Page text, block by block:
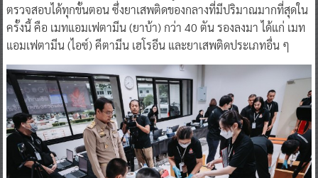
ตรวจสอบได้ทุกขั้นตอน ซึ่งยาเสพติดของกลางที่มีปริมาณมากที่สุดใน
ครั้งนี้ คือ เมทแอมเฟตามีน (ยาบ้า) กว่า 40 ตัน รองลงมา ได้แก่ เมท
แอมเฟตามีน (ไอซ์) คีตามีน เฮโรอีน และยาเสพติดประเภทอื่น ๆ